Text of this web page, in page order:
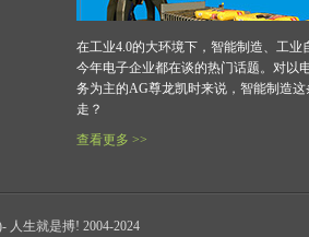
在工业4.0的大环境下，智能制造、工业
今年电子企业都在谈的热门话题。对以
务为主的AG尊龙凯时来说，智能制造这
走？
查看更多 >>
人生就是搏! 2004-2024